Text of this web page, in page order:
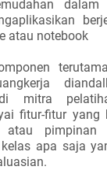
dalam
atau notebook
mitra
fitur-fitur yang
atau pimpinan
apa saja